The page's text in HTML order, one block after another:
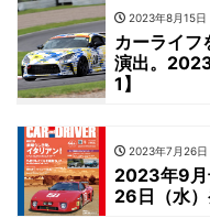
2023年8月15日
カーライフ
演出。
1】
2023年7月26日
2023年9月
26日（水